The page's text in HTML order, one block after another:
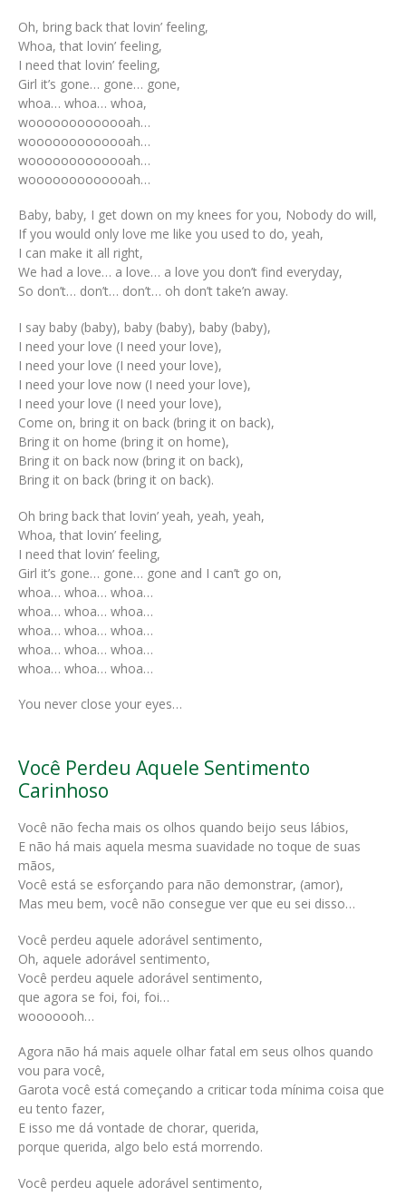
Oh, bring back that lovin’ feeling,
Whoa, that lovin’ feeling,
I need that lovin’ feeling,
Girl it’s gone… gone… gone,
whoa… whoa… whoa,
wooooooooooooah…
wooooooooooooah…
wooooooooooooah…
wooooooooooooah…
Baby, baby, I get down on my knees for you, Nobody do will,
If you would only love me like you used to do, yeah,
I can make it all right,
We had a love… a love… a love you don’t find everyday,
So don’t… don’t… don’t… oh don’t take’n away.
I say baby (baby), baby (baby), baby (baby),
I need your love (I need your love),
I need your love (I need your love),
I need your love now (I need your love),
I need your love (I need your love),
Come on, bring it on back (bring it on back),
Bring it on home (bring it on home),
Bring it on back now (bring it on back),
Bring it on back (bring it on back).
Oh bring back that lovin’ yeah, yeah, yeah,
Whoa, that lovin’ feeling,
I need that lovin’ feeling,
Girl it’s gone… gone… gone and I can’t go on,
whoa… whoa… whoa…
whoa… whoa… whoa…
whoa… whoa… whoa…
whoa… whoa… whoa…
whoa… whoa… whoa…
You never close your eyes…
Você Perdeu Aquele Sentimento
Carinhoso
Você não fecha mais os olhos quando beijo seus lábios,
E não há mais aquela mesma suavidade no toque de suas
mãos,
Você está se esforçando para não demonstrar, (amor),
Mas meu bem, você não consegue ver que eu sei disso…
Você perdeu aquele adorável sentimento,
Oh, aquele adorável sentimento,
Você perdeu aquele adorável sentimento,
que agora se foi, foi, foi…
wooooooh…
Agora não há mais aquele olhar fatal em seus olhos quando
vou para você,
Garota você está começando a criticar toda mínima coisa que
eu tento fazer,
E isso me dá vontade de chorar, querida,
porque querida, algo belo está morrendo.
Você perdeu aquele adorável sentimento,